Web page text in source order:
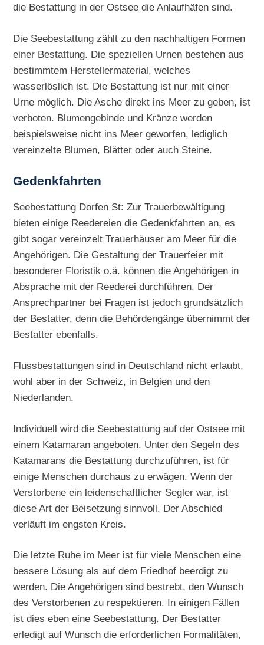
die Bestattung in der Ostsee die Anlaufhäfen sind.
Die Seebestattung zählt zu den nachhaltigen Formen
einer Bestattung. Die speziellen Urnen bestehen aus
bestimmtem Herstellermaterial, welches
wasserlöslich ist. Die Bestattung ist nur mit einer
Urne möglich. Die Asche direkt ins Meer zu geben, ist
verboten. Blumengebinde und Kränze werden
beispielsweise nicht ins Meer geworfen, lediglich
vereinzelte Blumen, Blätter oder auch Steine.
Gedenkfahrten
Seebestattung Dorfen St: Zur Trauerbewältigung
bieten einige Reedereien die Gedenkfahrten an, es
gibt sogar vereinzelt Trauerhäuser am Meer für die
Angehörigen. Die Gestaltung der Trauerfeier mit
besonderer Floristik o.ä. können die Angehörigen in
Absprache mit der Reederei durchführen. Der
Ansprechpartner bei Fragen ist jedoch grundsätzlich
der Bestatter, denn die Behördengänge übernimmt der
Bestatter ebenfalls.
Flussbestattungen sind in Deutschland nicht erlaubt,
wohl aber in der Schweiz, in Belgien und den
Niederlanden.
Individuell wird die Seebestattung auf der Ostsee mit
einem Katamaran angeboten. Unter den Segeln des
Katamarans die Bestattung durchzuführen, ist für
einige Menschen durchaus zu erwägen. Wenn der
Verstorbene ein leidenschaftlicher Segler war, ist
diese Art der Beisetzung sinnvoll. Der Abschied
verläuft im engsten Kreis.
Die letzte Ruhe im Meer ist für viele Menschen eine
bessere Lösung als auf dem Friedhof beerdigt zu
werden. Die Angehörigen sind bestrebt, den Wunsch
des Verstorbenen zu respektieren. In einigen Fällen
ist dies eben eine Seebestattung. Der Bestatter
erledigt auf Wunsch die erforderlichen Formalitäten,